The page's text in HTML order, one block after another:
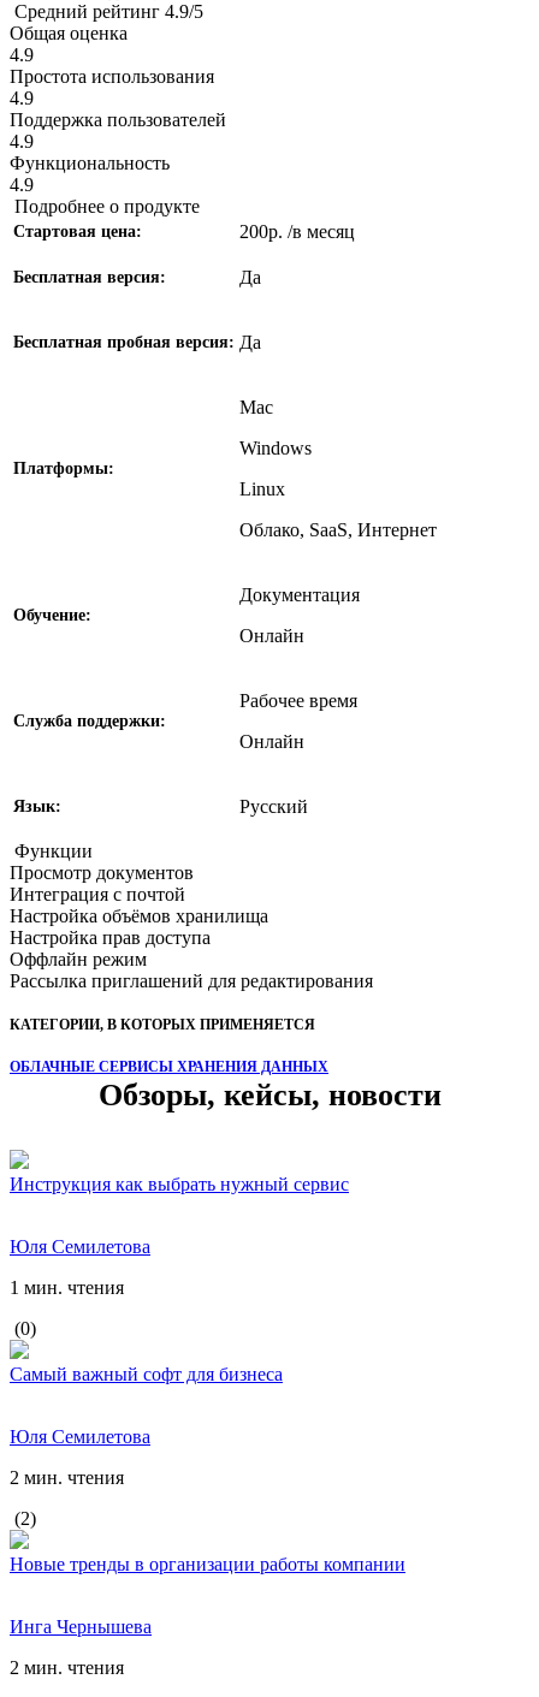
Средний рейтинг 4.9/5
Общая оценка
4.9
Простота использования
4.9
Поддержка пользователей
4.9
Функциональность
4.9
Подробнее о продукте
Стартовая цена: 200р. /в месяц
Бесплатная версия: Да
Бесплатная пробная версия: Да
Платформы:
Mac
Windows
Linux
Облако, SaaS, Интернет
Обучение:
Документация
Онлайн
Службa поддержки:
Рабочее время
Онлайн
Язык: Русский
Функции
Просмотр документов
Интеграция с почтой
Настройка объёмов хранилища
Настройка прав доступа
Оффлайн режим
Рассылка приглашений для редактирования
КАТЕГОРИИ, В КОТОРЫХ ПРИМЕНЯЕТСЯ
ОБЛАЧНЫЕ СЕРВИСЫ ХРАНЕНИЯ ДАННЫХ
Обзоры, кейсы, новости
Инструкция как выбрать нужный сервис
Юля Семилетова
1 мин. чтения
(0)
Самый важный софт для бизнеса
Юля Семилетова
2 мин. чтения
(2)
Новые тренды в организации работы компании
Инга Чернышева
2 мин. чтения